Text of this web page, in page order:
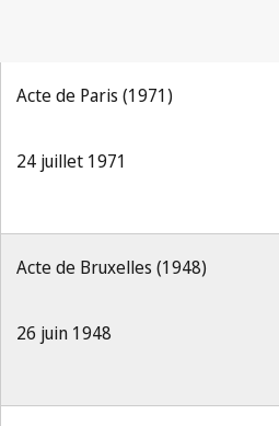
Acte de Paris (1971)
24 juillet 1971
Acte de Bruxelles (1948)
26 juin 1948